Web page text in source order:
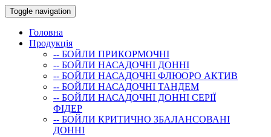
Toggle navigation
Головна
Продукція
-- БОЙЛИ ПРИКОРМОЧНI
-- БОЙЛИ НАСАДОЧНI ДОННI
-- БОЙЛИ НАСАДОЧНІ ФЛЮОРО АКТИВ
-- БОЙЛИ НАСАДОЧНІ ТАНДЕМ
-- БОЙЛИ НАСАДОЧНI ДОННI СЕРIÏ
ФIДЕР
-- БОЙЛИ КРИТИЧНО ЗБАЛАНСОВАНІ
ДОННІ